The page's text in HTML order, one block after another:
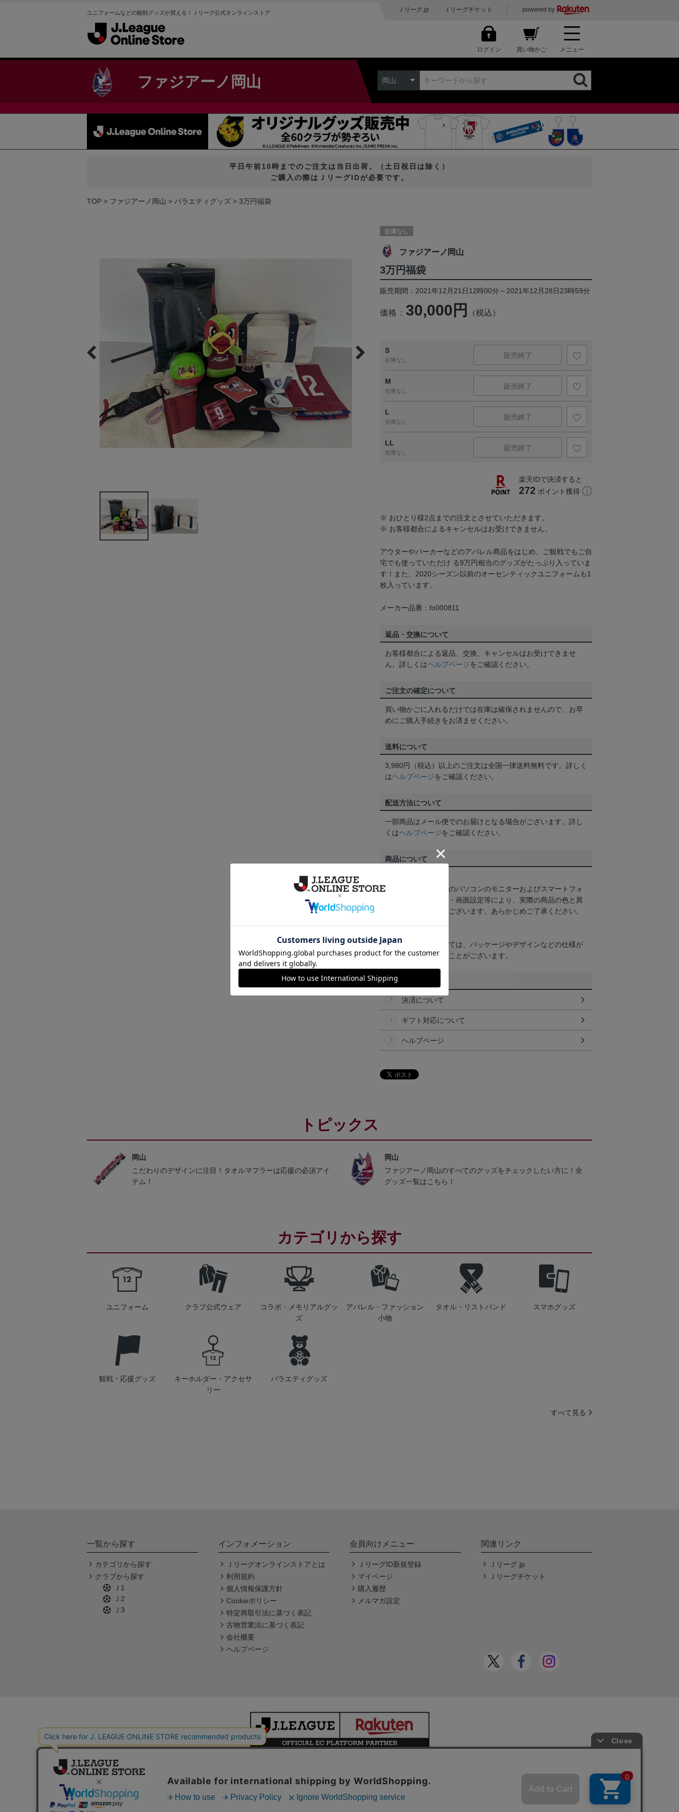
ユニフォームなどの観戦グッズが買える！Ｊリーグ公式オンラインストア Ｊリーグ.jp Ｊリーグチケット powered by
ログイン 買い物かご メニュー
ファジアーノ岡山 岡山
平日午前10時までのご注文は当日出荷。（土日祝日は除く）
ご購入の際はＪリーグIDが必要です。
TOP ファジアーノ岡山 バラエティグッズ 3万円福袋
在庫なし
ファジアーノ岡山
3万円福袋
販売期間：2021年12月21日12時00分～2021年12月28日23時59分
価格： 30,000円 （税込）
S
在庫なし
販売終了
M
在庫なし
販売終了
L
在庫なし
販売終了
LL
在庫なし
販売終了
楽天IDで決済すると
272 ポイント獲得
※ おひとり様2点までの注文とさせていただきます。
※ お客様都合によるキャンセルはお受けできません。
アウターやパーカーなどのアパレル商品をはじめ、ご観戦でもご自
宅でも使っていただけ る9万円相当のグッズがたっぷり入っていま
す！また、2020シーズン以前のオーセンティックユニフォームも1
枚入っています。
メーカー品番：fo000811
返品・交換について
お客様都合による返品、交換、キャンセルはお受けできませ
ん。詳しくはヘルプページをご確認ください。
ご注文の確定について
買い物かごに入れるだけでは在庫は確保されませんので、お早
めにご購入手続きをお済ませください。
送料について
3,980円（税込）以上のご注文は全国一律送料無料です。詳しく
はヘルプページをご確認ください。
配送方法について
一部商品はメール便でのお届けとなる場合がございます。詳し
くはヘルプページをご確認ください。
商品について
商品画像は、お使いのパソコンのモニターおよびスマートフォ
ンのメーカー・機種・画面設定等により、実際の商品の色と異
なって見える場合がございます。あらかじめご了承ください。
取り扱い商品によっては、パッケージやデザインなどの仕様が
予告なく変更になることがございます。
その他
決済について
ギフト対応について
ヘルプページ
トピックス
岡山
こだわりのデザインに注目！タオルマフラーは応援の必須アイ
テム！
岡山
ファジアーノ岡山のすべてのグッズをチェックしたい方に！全
グッズ一覧はこちら！
カテゴリから探す
ユニフォーム クラブ公式ウェア
コラボ・メモリアルグッ
ズ
アパレル・ファッション
小物
タオル・リストバンド スマホグッズ
観戦・応援グッズ
キーホルダー・アクセサ
リー
バラエティグッズ
すべて見る
一覧から探す
カテゴリから探す
クラブから探す
Ｊ1
Ｊ2
Ｊ3
インフォメーション
Ｊリーグオンラインストアとは
利用規約
個人情報保護方針
Cookieポリシー
特定商取引法に基づく表記
古物営業法に基づく表記
会社概要
ヘルプページ
会員向けメニュー
ＪリーグID新規登録
マイページ
購入履歴
メルマガ設定
関連リンク
Ｊリーグ.jp
Ｊリーグチケット
本サイトで使用している文章・画像等の無断での複製・転載を禁止します。
© JAPAN PROFESSIONAL FOOTBALL LEAGUE Rakuten Group, Inc.
ALL RIGHTS RESERVED.